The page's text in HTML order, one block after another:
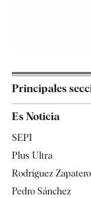
Principales
España
Televisión
Es Noticia
SEPI
Plus Ultra
Rodríguez Zapatero
Pedro Sánchez